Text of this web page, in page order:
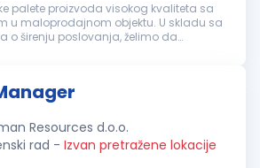
palete proizvoda visokog kvaliteta sa
u maloprodajnom objektu. U skladu sa
o širenju poslovanja, želimo da
Resources d.o.o.
rad - Izvan pretražene lokacije